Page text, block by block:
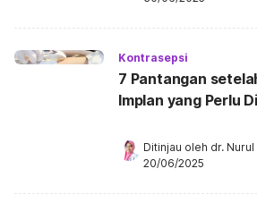
Kontrasepsi
7 Pantangan
Implan yang Perlu
Ditinjau oleh dr.
20/06/2025